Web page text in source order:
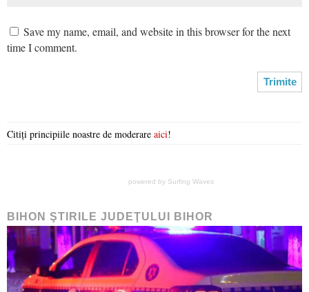
Save my name, email, and website in this browser for the next
time I comment.
Citiți principiile noastre de moderare aici!
powered by Surfing Waves
BIHON ŞTIRILE JUDEŢULUI BIHOR